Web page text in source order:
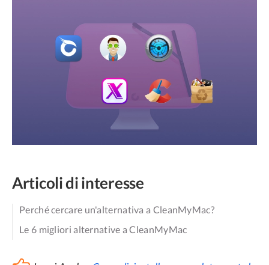
Articoli di interesse
Perché cercare un'alternativa a CleanMyMac?
Le 6 migliori alternative a CleanMyMac